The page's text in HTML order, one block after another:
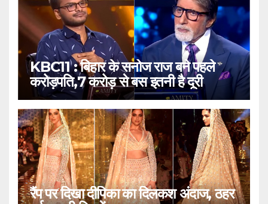
KBC11 : बिहार के सनोज राज बने पहले
करोड़पति,7 करोड़ से बस इतनी है दूरी
रैंप पर दिखा दीपिका का दिलकश अंदाज, ठहर